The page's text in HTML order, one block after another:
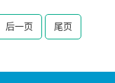
后一页 尾页